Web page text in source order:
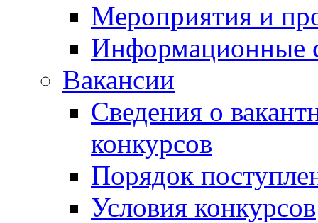
Мероприятия и
Информационные
Вакансии
Сведения о
конкурсов
Порядок
Условия конкурсов